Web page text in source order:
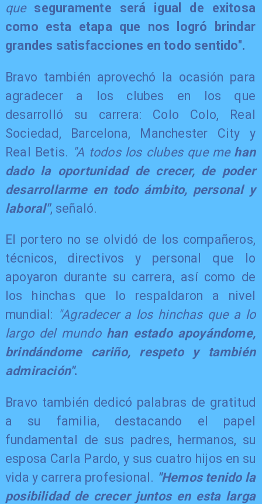
que seguramente será igual de exitosa
como esta etapa que nos logró brindar
grandes satisfacciones en todo sentido".
Bravo también aprovechó la ocasión para
agradecer a los clubes en los que
desarrolló su carrera: Colo Colo, Real
Sociedad, Barcelona, Manchester City y
Real Betis. "A todos los clubes que me han
dado la oportunidad de crecer, de poder
desarrollarme en todo ámbito, personal y
laboral", señaló.
El portero no se olvidó de los compañeros,
técnicos, directivos y personal que lo
apoyaron durante su carrera, así como de
los hinchas que lo respaldaron a nivel
mundial: "Agradecer a los hinchas que a lo
largo del mundo han estado apoyándome,
brindándome cariño, respeto y también
admiración".
Bravo también dedicó palabras de gratitud
a su familia, destacando el papel
fundamental de sus padres, hermanos, su
esposa Carla Pardo, y sus cuatro hijos en su
vida y carrera profesional. "Hemos tenido la
posibilidad de crecer juntos en esta larga